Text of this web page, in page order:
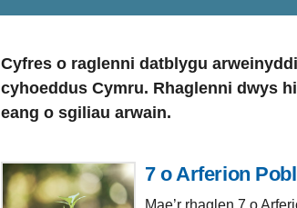
Cyfres o raglenni datblygu
cyhoeddus Cymru. Rhaglenni dwys
eang o sgiliau arwain.
7 o Arferion
Mae’r rhaglen 7 o